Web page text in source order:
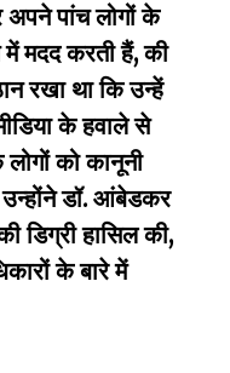
पांच लोगों के
मदद करती हैं, की
रखा था कि उन्हें
के हवाले से
को कानूनी
डॉ. आंबेडकर
डिग्री हासिल की,
के बारे में